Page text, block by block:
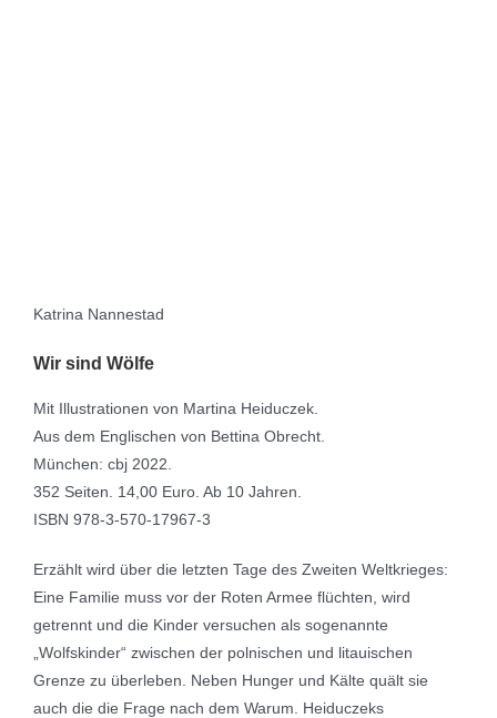
Katrina Nannestad
Wir sind Wölfe
Mit Illustrationen von Martina Heiduczek.
Aus dem Englischen von Bettina Obrecht.
München: cbj 2022.
352 Seiten. 14,00 Euro. Ab 10 Jahren.
ISBN 978-3-570-17967-3
Erzählt wird über die letzten Tage des Zweiten Weltkrieges:
Eine Familie muss vor der Roten Armee flüchten, wird
getrennt und die Kinder versuchen als sogenannte
„Wolfskinder“ zwischen der polnischen und litauischen
Grenze zu überleben. Neben Hunger und Kälte quält sie
auch die die Frage nach dem Warum. Heiduczeks